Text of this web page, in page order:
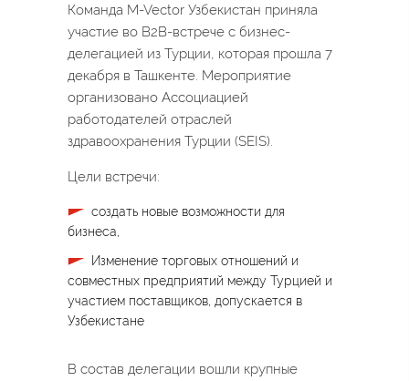
Команда M-Vector Узбекистан приняла
участие во B2B-встрече с бизнес-
делегацией из Турции, которая прошла 7
декабря в Ташкенте. Мероприятие
организовано Ассоциацией
работодателей отраслей
здравоохранения Турции (SEIS).
Цели встречи:
создать новые возможности для
бизнеса,
Изменение торговых отношений и
совместных предприятий между Турцией и
участием поставщиков, допускается в
Узбекистане
В состав делегации вошли крупные